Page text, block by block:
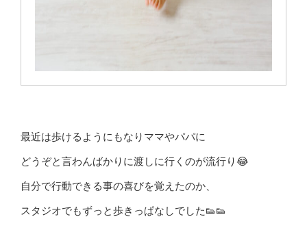
最近は歩けるようにもなりママやパパに
どうぞと言わんばかりに渡しに行くのが流行り😂
自分で行動できる事の喜びを覚えたのか、
スタジオでもずっと歩きっぱなしでした👟👟